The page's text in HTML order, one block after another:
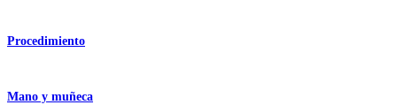
Procedimiento
Mano y muñeca